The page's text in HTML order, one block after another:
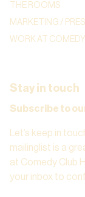
THE ROOMS
MARKETING /
WORK AT
Stay in touch
Subscribe to
Let’s keep in
mailinglist is a
at Comedy Club
your inbox to